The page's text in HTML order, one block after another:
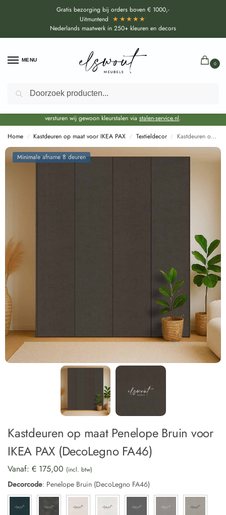
Gratis bezorging bij orders boven € 1000,-
Uitmuntend ★★★★★
Nederlands maatwerk in 250+ kleuren en decors
MENU
0
Door de bouwvakperiode geldt voor alle collecties momenteel een EXTRA
levertijd van circa 3-4 weken bovenop de reguliere levertijd.
versturen wij gewoon kleurstalen via stalen-service.nl.
Home / Kastdeuren op maat voor IKEA PAX / Textieldecor / Kastdeuren op maat Penelope Bruin voor IKEA PAX (DecoLegno FA46)
Minimale afname 8 deuren
Kastdeuren op maat Penelope Bruin voor
IKEA PAX (DecoLegno FA46)
Vanaf: € 175,00 (incl. btw)
Decorcode: Penelope Bruin (DecoLegno FA46)